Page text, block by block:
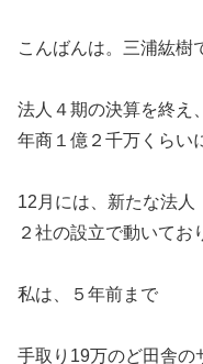
こんばんは。三浦紘樹
法人４期の決算を終え
年商１億２千万くらい
12月には、新たな法人
２社の設立で動いてお
私は、５年前まで
手取り19万のど田舎の